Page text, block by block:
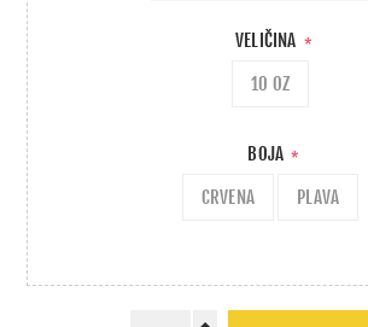
VELIČINA *
10 OZ
BOJA *
CRVENA PLAVA